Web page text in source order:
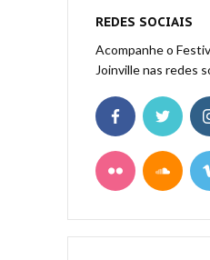
REDES SOCIAIS
Acompanhe o
Joinville nas redes